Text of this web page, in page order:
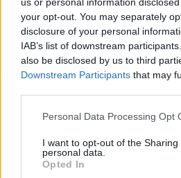
your opt-out. You may separately
disclosure of your personal
IAB’s list of downstream
also be disclosed by us to third
Downstream Participants that may
Please note that this website/app
not limited to your visit or usage
grant or deny consent to Google
use your data for below specified
Personal Data Processing Opt
I want to opt-out of the Sharing
personal data.
Opted In
Facebookon is!